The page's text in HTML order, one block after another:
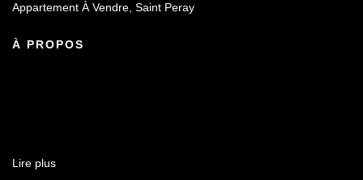
Appartement À Vendre, Saint Peray
À PROPOS
Lire plus